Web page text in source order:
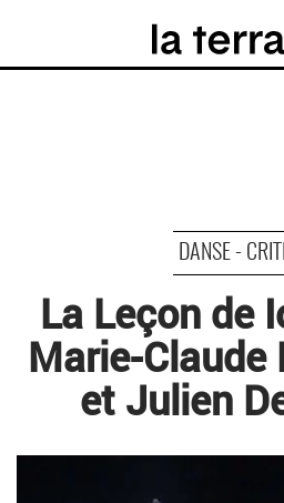
DANSE -
La Leçon de
Marie-
et Julien